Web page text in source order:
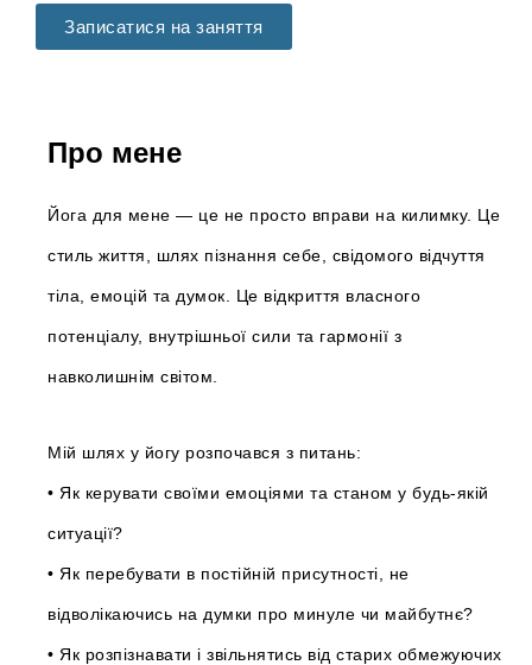
Записатися на заняття
Про мене
Йога для мене — це не просто вправи на килимку. Це
стиль життя, шлях пізнання себе, свідомого відчуття
тіла, емоцій та думок. Це відкриття власного
потенціалу, внутрішньої сили та гармонії з
навколишнім світом.
Мій шлях у йогу розпочався з питань:
• Як керувати своїми емоціями та станом у будь-якій
ситуації?
• Як перебувати в постійній присутності, не
відволікаючись на думки про минуле чи майбутнє?
• Як розпізнавати і звільнятись від старих обмежуючих